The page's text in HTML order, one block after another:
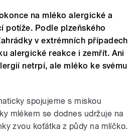
na mléko alergické a
potíže. Podle plzeňského
v extrémních případech
alergické reakce i zemřít. Ani
netrpí, ale mléko ke svému
spojujeme s miskou
mlékem se dodnes udržuje na
zvou koťátka z půdy na mlíčko.